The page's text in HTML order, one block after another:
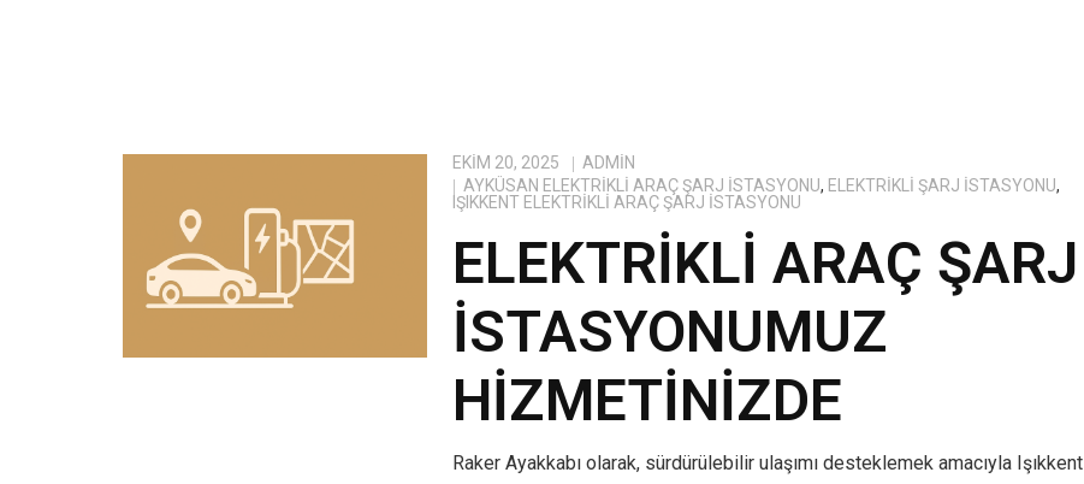
EKIM 20, 2025
ADMIN
AYKÜSAN ELEKTRIKLI ARAÇ ŞARJ İSTASYONU, ELEKTRIKLI ŞARJ İSTASYONU,
IŞIKKENT ELEKTRIKLI ARAÇ ŞARJ İSTASYONU
ELEKTRIKLI ARAÇ ŞARJ
İSTASYONUMUZ
HIZMETINIZDE
Raker Ayakkabı olarak, sürdürülebilir ulaşımı desteklemek amacıyla Işıkkent